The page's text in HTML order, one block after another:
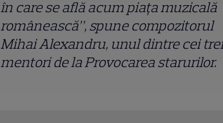
în care se află acum piaţa muzicală
românească”, spune compozitorul
Mihai Alexandru, unul dintre cei trei
mentori de la Provocarea starurilor.